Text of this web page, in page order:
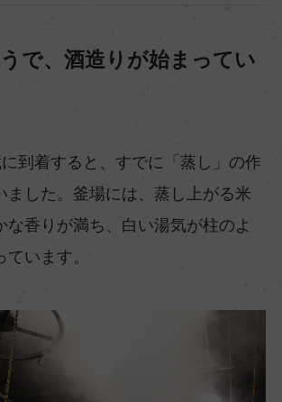
で、酒造りが始まってい
到着すると、すでに「蒸し」の作
ました。釜場には、蒸し上がる米
な香りが満ち、白い湯気が柱のよ
います。